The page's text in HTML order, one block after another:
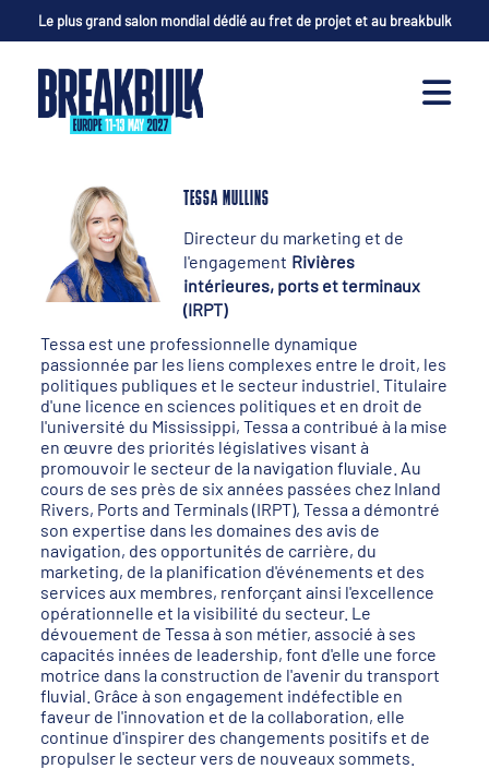
Le plus grand salon mondial dédié au fret de projet et au breakbulk
TESSA MULLINS
Directeur du marketing et de
l'engagement Rivières
intérieures, ports et terminaux
(IRPT)
Tessa est une professionnelle dynamique
passionnée par les liens complexes entre le droit, les
politiques publiques et le secteur industriel. Titulaire
d'une licence en sciences politiques et en droit de
l'université du Mississippi, Tessa a contribué à la mise
en œuvre des priorités législatives visant à
promouvoir le secteur de la navigation fluviale. Au
cours de ses près de six années passées chez Inland
Rivers, Ports and Terminals (IRPT), Tessa a démontré
son expertise dans les domaines des avis de
navigation, des opportunités de carrière, du
marketing, de la planification d'événements et des
services aux membres, renforçant ainsi l'excellence
opérationnelle et la visibilité du secteur. Le
dévouement de Tessa à son métier, associé à ses
capacités innées de leadership, font d'elle une force
motrice dans la construction de l'avenir du transport
fluvial. Grâce à son engagement indéfectible en
faveur de l'innovation et de la collaboration, elle
continue d'inspirer des changements positifs et de
propulser le secteur vers de nouveaux sommets.